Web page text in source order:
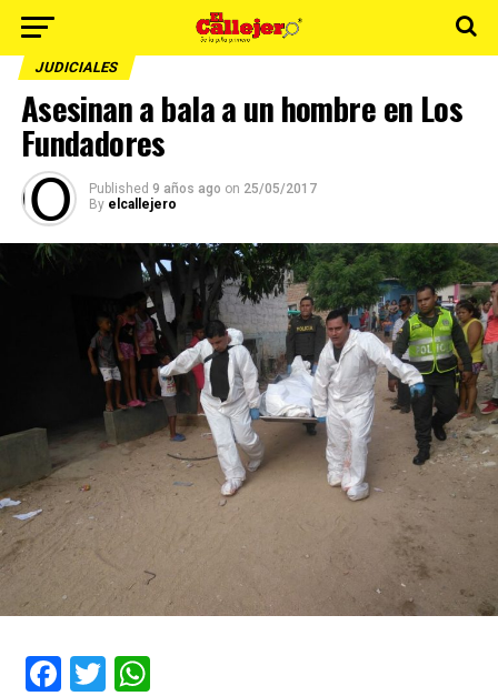
JUDICIALES
Asesinan a bala a un hombre en Los
Fundadores
Published 9 años ago on 25/05/2017
By elcallejero
Facebook
TwitterWhatsApp